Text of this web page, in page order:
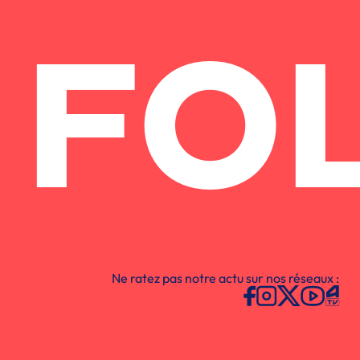
Ne ratez pas notre actu sur nos réseaux :